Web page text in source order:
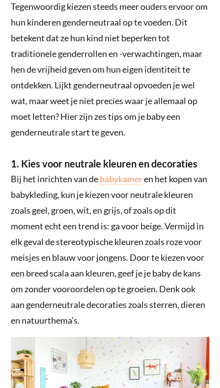
Tegenwoordig kiezen steeds meer ouders ervoor om
hun kinderen genderneutraal op te voeden. Dit
betekent dat ze hun kind niet beperken tot
traditionele genderrollen en -verwachtingen, maar
hen de vrijheid geven om hun eigen identiteit te
ontdekken. Lijkt genderneutraal opvoeden je wel
wat, maar weet je niet precies waar je allemaal op
moet letten? Hier zijn zes tips om je baby een
genderneutrale start te geven.
1. Kies voor neutrale kleuren en decoraties
Bij het inrichten van debabykameren het kopen van
babykleding, kun je kiezen voor neutrale kleuren
zoals geel, groen, wit, en grijs, of zoals op dit
moment echt een trend is: ga voor beige. Vermijd in
elk geval de stereotypische kleuren zoals roze voor
meisjes en blauw voor jongens. Door te kiezen voor
een breed scala aan kleuren, geef je je baby de kans
om zonder vooroordelen op te groeien. Denk ook
aan genderneutrale decoraties zoals sterren, dieren
en natuurthema’s.